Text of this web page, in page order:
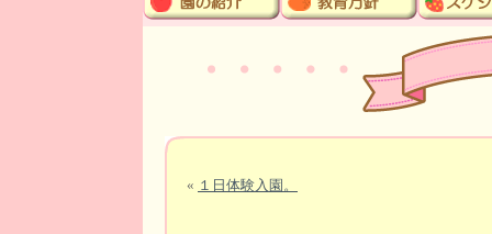
« １日体験入園。